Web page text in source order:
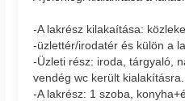
-A lakrész kilakaítása:
-üzlettér/irodatér és külön a
-Üzleti rész: iroda, tárgyaló,
vendég wc került kialakításra.
-A lakrész: 1 szoba,